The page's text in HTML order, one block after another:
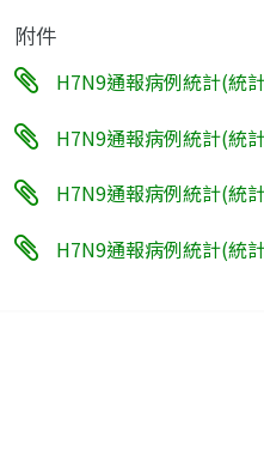
附件
H7N9通報病例統計(統
H7N9通報病例統計(統
H7N9通報病例統計(統
H7N9通報病例統計(統